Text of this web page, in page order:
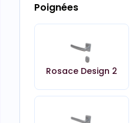
Poignées
Rosace Design 2